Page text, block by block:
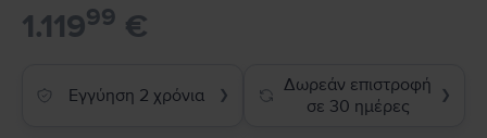
1.11999 €
Εγγύηση 2 χρόνια ❯
Δωρεάν επιστροφή
σε 30 ημέρες
❯